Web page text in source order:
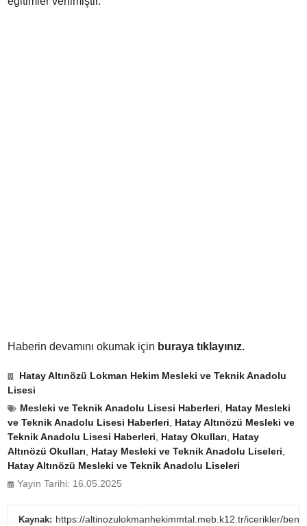
Haberin devamını okumak için buraya tıklayınız.
Hatay Altınözü Lokman Hekim Mesleki ve Teknik Anadolu
Lisesi
Mesleki ve Teknik Anadolu Lisesi Haberleri
Hatay Mesleki
ve Teknik Anadolu Lisesi Haberleri
Hatay Altınözü Mesleki ve
Teknik Anadolu Lisesi Haberleri
Hatay Okulları
Hatay
Altınözü Okulları
Hatay Mesleki ve Teknik Anadolu Liseleri
Hatay Altınözü Mesleki ve Teknik Anadolu Liseleri
Yayın Tarihi: 16.05.2025
Kaynak: https://altinozulokmanhekimmtal.meb.k12.tr/icerikler/ben-